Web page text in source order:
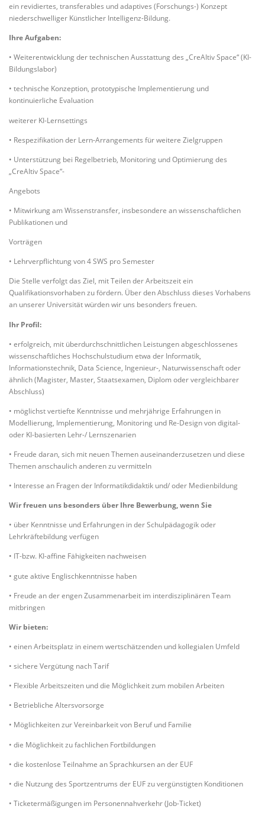
ein revidiertes, transferables und adaptives (Forschungs-) Konzept
niederschwelliger Künstlicher Intelligenz-Bildung.
Ihre Aufgaben:
• Weiterentwicklung der technischen Ausstattung des „CreAItiv Space“ (KI-
Bildungslabor)
• technische Konzeption, prototypische Implementierung und
kontinuierliche Evaluation
weiterer KI-Lernsettings
• Respezifikation der Lern-Arrangements für weitere Zielgruppen
• Unterstützung bei Regelbetrieb, Monitoring und Optimierung des
„CreAItiv Space“-
Angebots
• Mitwirkung am Wissenstransfer, insbesondere an wissenschaftlichen
Publikationen und
Vorträgen
• Lehrverpflichtung von 4 SWS pro Semester
Die Stelle verfolgt das Ziel, mit Teilen der Arbeitszeit ein
Qualifikationsvorhaben zu fördern. Über den Abschluss dieses Vorhabens
an unserer Universität würden wir uns besonders freuen.
Ihr Profil:
• erfolgreich, mit überdurchschnittlichen Leistungen abgeschlossenes
wissenschaftliches Hochschulstudium etwa der Informatik,
Informationstechnik, Data Science, Ingenieur-, Naturwissenschaft oder
ähnlich (Magister, Master, Staatsexamen, Diplom oder vergleichbarer
Abschluss)
• möglichst vertiefte Kenntnisse und mehrjährige Erfahrungen in
Modellierung, Implementierung, Monitoring und Re-Design von digital-
oder KI-basierten Lehr-/ Lernszenarien
• Freude daran, sich mit neuen Themen auseinanderzusetzen und diese
Themen anschaulich anderen zu vermitteln
• Interesse an Fragen der Informatikdidaktik und/ oder Medienbildung
Wir freuen uns besonders über Ihre Bewerbung, wenn Sie
• über Kenntnisse und Erfahrungen in der Schulpädagogik oder
Lehrkräftebildung verfügen
• IT-bzw. KI-affine Fähigkeiten nachweisen
• gute aktive Englischkenntnisse haben
• Freude an der engen Zusammenarbeit im interdisziplinären Team
mitbringen
Wir bieten:
• einen Arbeitsplatz in einem wertschätzenden und kollegialen Umfeld
• sichere Vergütung nach Tarif
• Flexible Arbeitszeiten und die Möglichkeit zum mobilen Arbeiten
• Betriebliche Altersvorsorge
• Möglichkeiten zur Vereinbarkeit von Beruf und Familie
• die Möglichkeit zu fachlichen Fortbildungen
• die kostenlose Teilnahme an Sprachkursen an der EUF
• die Nutzung des Sportzentrums der EUF zu vergünstigten Konditionen
• Ticketermäßigungen im Personennahverkehr (Job-Ticket)